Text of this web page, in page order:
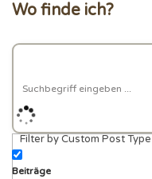
Wo finde ich?
Filter by Custom Post Type
Beiträge